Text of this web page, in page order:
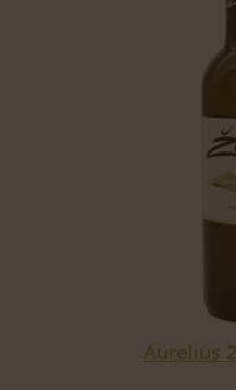
Aurelius